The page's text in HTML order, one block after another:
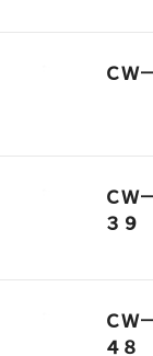
ＣＷ
ＣＷ
３９
ＣＷ
４８